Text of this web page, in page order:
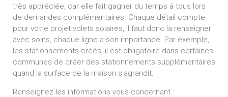
très appréciée, car elle fait gagner du temps à tous lors
de demandes complémentaires. Chaque détail compte
pour votre projet volets solaires, il faut donc la renseigner
avec soins, chaque ligne a son importance. Par exemple,
les stationnements créés, il est obligatoire dans certaines
communes de créer des stationnements supplémentaires
quand la surface de la maison s'agrandit.
Renseignez les informations vous concernant :